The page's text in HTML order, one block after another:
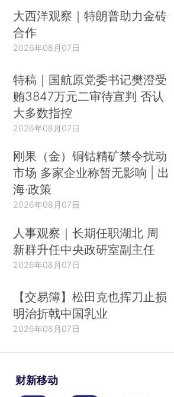
大西洋观察｜特朗普助力金砖
合作
2026年08月07日
特稿｜国航原党委书记樊澄受
贿3847万元二审待宣判 否认
大多数指控
2026年08月07日
刚果（金）铜钴精矿禁令扰动
市场 多家企业称暂无影响 | 出
海·政策
2026年08月07日
人事观察｜长期任职湖北 周
新群升任中央政研室副主任
2026年08月07日
【交易簿】松田克也挥刀止损
明治折戟中国乳业
2026年08月07日
财新移动